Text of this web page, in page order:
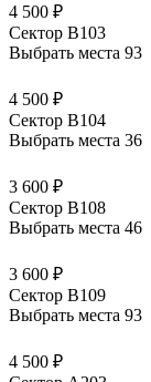
4 500 ₽
Сектор В103
Выбрать места 93
4 500 ₽
Сектор В104
Выбрать места 36
3 600 ₽
Сектор В108
Выбрать места 46
3 600 ₽
Сектор В109
Выбрать места 93
4 500 ₽